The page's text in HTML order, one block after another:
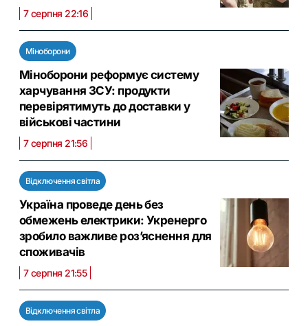
7 серпня 22:16
Міноборони
Міноборони реформує систему
харчування ЗСУ: продукти
перевірятимуть до доставки у
військові частини
7 серпня 21:56
Відключення світла
Україна проведе день без
обмежень електрики: Укренерго
зробило важливе роз’яснення для
споживачів
7 серпня 21:55
Відключення світла